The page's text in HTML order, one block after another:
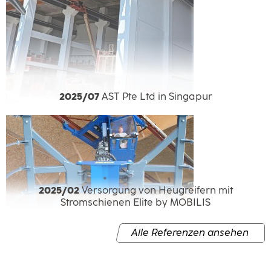
2025/07AST Pte Ltd in Singapur
2025/02Versorgung von Heugreifern mit
Stromschienen Elite by MOBILIS
Alle Referenzen ansehen